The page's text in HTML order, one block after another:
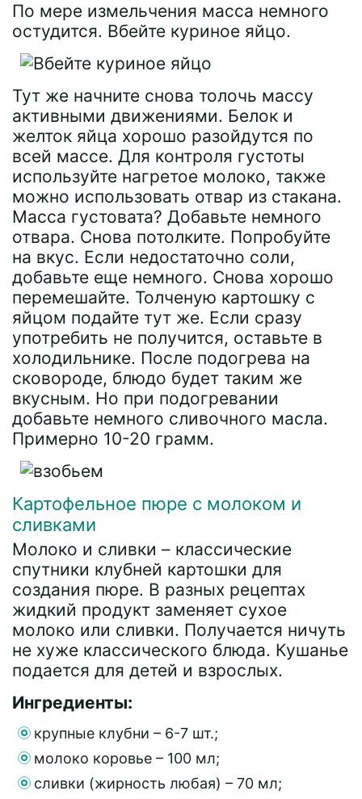
По мере измельчения масса немного
остудится. Вбейте куриное яйцо.
Тут же начните снова толочь массу
активными движениями. Белок и
желток яйца хорошо разойдутся по
всей массе. Для контроля густоты
используйте нагретое молоко, также
можно использовать отвар из стакана.
Масса густовата? Добавьте немного
отвара. Снова потолките. Попробуйте
на вкус. Если недостаточно соли,
добавьте еще немного. Снова хорошо
перемешайте. Толченую картошку с
яйцом подайте тут же. Если сразу
употребить не получится, оставьте в
холодильнике. После подогрева на
сковороде, блюдо будет таким же
вкусным. Но при подогревании
добавьте немного сливочного масла.
Примерно 10-20 грамм.
Картофельное пюре с молоком и
сливками
Молоко и сливки – классические
спутники клубней картошки для
создания пюре. В разных рецептах
жидкий продукт заменяет сухое
молоко или сливки. Получается ничуть
не хуже классического блюда. Кушанье
подается для детей и взрослых.
Ингредиенты:
крупные клубни – 6-7 шт.;
молоко коровье – 100 мл;
сливки (жирность любая) – 70 мл;